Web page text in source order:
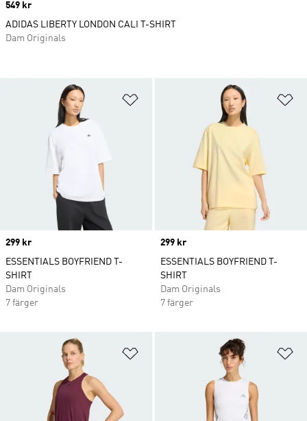
Lägg till på önskelistan
Price
299 kr
ESSENTIALS BOYFRIEND T-
SHIRT
Dam Originals
7 färger
Price
299 kr
ESSENTIALS BOYFRIEND T-
SHIRT
Dam Originals
7 färger
Lägg till på önskelistan
Price
549 kr
ADIDAS LIBERTY LONDON CALI T-SHIRT
Dam Originals